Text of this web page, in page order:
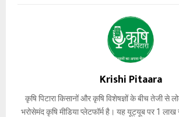
Krishi Pitaara
कृषि पिटारा किसानों और कृषि विशेषज्ञों के बीच तेजी से
भरोसेमंद कृषि मीडिया प्लेटफॉर्म है। यह यूट्यूब पर 1